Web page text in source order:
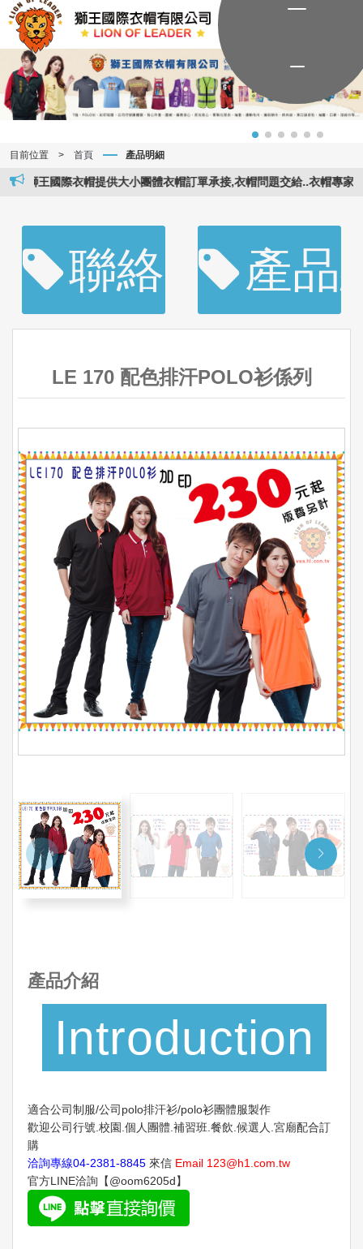
目前位置 > 首頁 產品明細
王國際衣帽提供大小團體衣帽訂單承接,衣帽問題交給..衣帽專家..。
聯絡資訊產品
LE 170 配色排汗POLO衫係列
產品介紹
Introduction
適合公司制服/公司polo排汗衫/polo衫團體服製作
歡迎公司行號.校園.個人團體.補習班.餐飲.候選人.宮廟配合訂
購
洽詢專線04-2381-8845 來信 Email 123@h1.com.tw
官方LINE洽詢【@oom6205d】